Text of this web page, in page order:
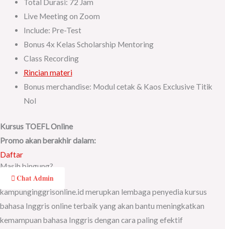
Total Durasi: 72 Jam
Live Meeting on Zoom
Include: Pre-Test
Bonus 4x Kelas Scholarship Mentoring
Class Recording
Rincian materi
Bonus merchandise: Modul cetak & Kaos Exclusive Titik
Nol
Kursus TOEFL Online
Promo akan berakhir dalam:
Daftar
Masih bingung?
Chat Admin
kampunginggrisonline.id merupkan lembaga penyedia kursus
bahasa Inggris online terbaik yang akan bantu meningkatkan
kemampuan bahasa Inggris dengan cara paling efektif